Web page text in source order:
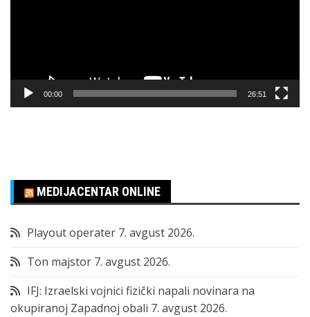
00:00 26:51
MEDIJACENTAR ONLINE
Playout operater 7. avgust 2026.
Ton majstor 7. avgust 2026.
IFJ: Izraelski vojnici fizički napali novinara na
okupiranoj Zapadnoj obali 7. avgust 2026.